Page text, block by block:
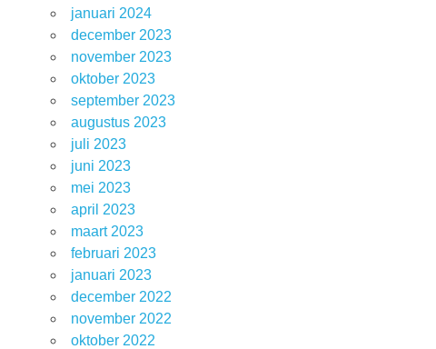
januari 2024
december 2023
november 2023
oktober 2023
september 2023
augustus 2023
juli 2023
juni 2023
mei 2023
april 2023
maart 2023
februari 2023
januari 2023
december 2022
november 2022
oktober 2022